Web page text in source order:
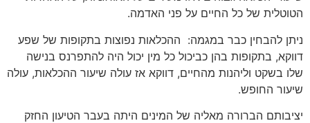
הטוטלית של כל החיים על פני האדמה.
ניתן להבחין כבר במגמה: ההכלאות נפוצות בתקופות של שפע
דווקא, בתקופות בהן כביכול כל מין יכול היה להתפרנס בנישה
שלו בשקט וליהנות מהחיים, דווקא אז עולה שיעור ההכלאות, עולה
שיעור החופש.
יציבותם הברורה מאליה של המינים היתה בעבר הטיעון החזק